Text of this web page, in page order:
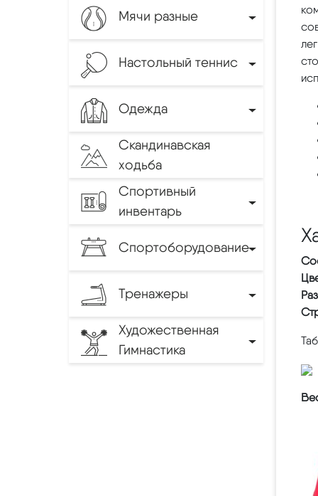
Мячи разные
Настольный теннис
Одежда
Скандинавская
ходьба
Спортивный
инвентарь
Спортоборудование
Тренажеры
Художественная
Гимнастика